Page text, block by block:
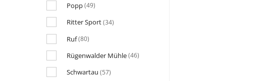
Popp(49)
Ritter Sport(34)
Ruf(80)
Rügenwalder Mühle(46)
Schwartau (57)